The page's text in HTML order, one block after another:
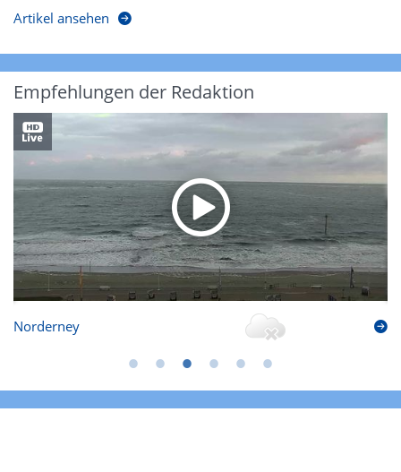
Artikel ansehen
Empfehlungen der Redaktion
Norderney